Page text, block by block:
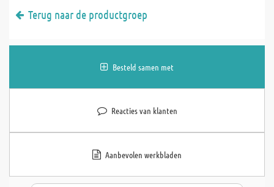
Terug naar de productgroep
Besteld samen met
Reacties van klanten
Aanbevolen werkbladen